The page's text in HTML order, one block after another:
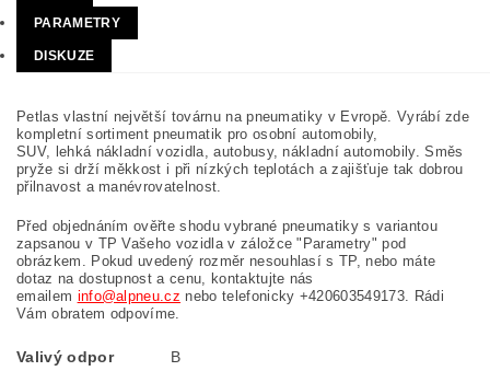
PARAMETRY
DISKUZE
Petlas vlastní největší továrnu na pneumatiky v Evropě. Vyrábí zde
kompletní sortiment pneumatik pro osobní automobily,
SUV, lehká nákladní vozidla, autobusy, nákladní automobily. Směs
pryže si drží měkkost i při nízkých teplotách a zajišťuje tak dobrou
přilnavost a manévrovatelnost.
Před objednáním ověřte shodu vybrané pneumatiky s variantou
zapsanou v TP Vašeho vozidla v záložce "Parametry" pod
obrázkem. Pokud uvedený rozměr nesouhlasí s TP, nebo máte
dotaz na dostupnost a cenu, kontaktujte nás
emailem info@alpneu.cz nebo telefonicky +420603549173. Rádi
Vám obratem odpovíme.
Valivý odpor
B